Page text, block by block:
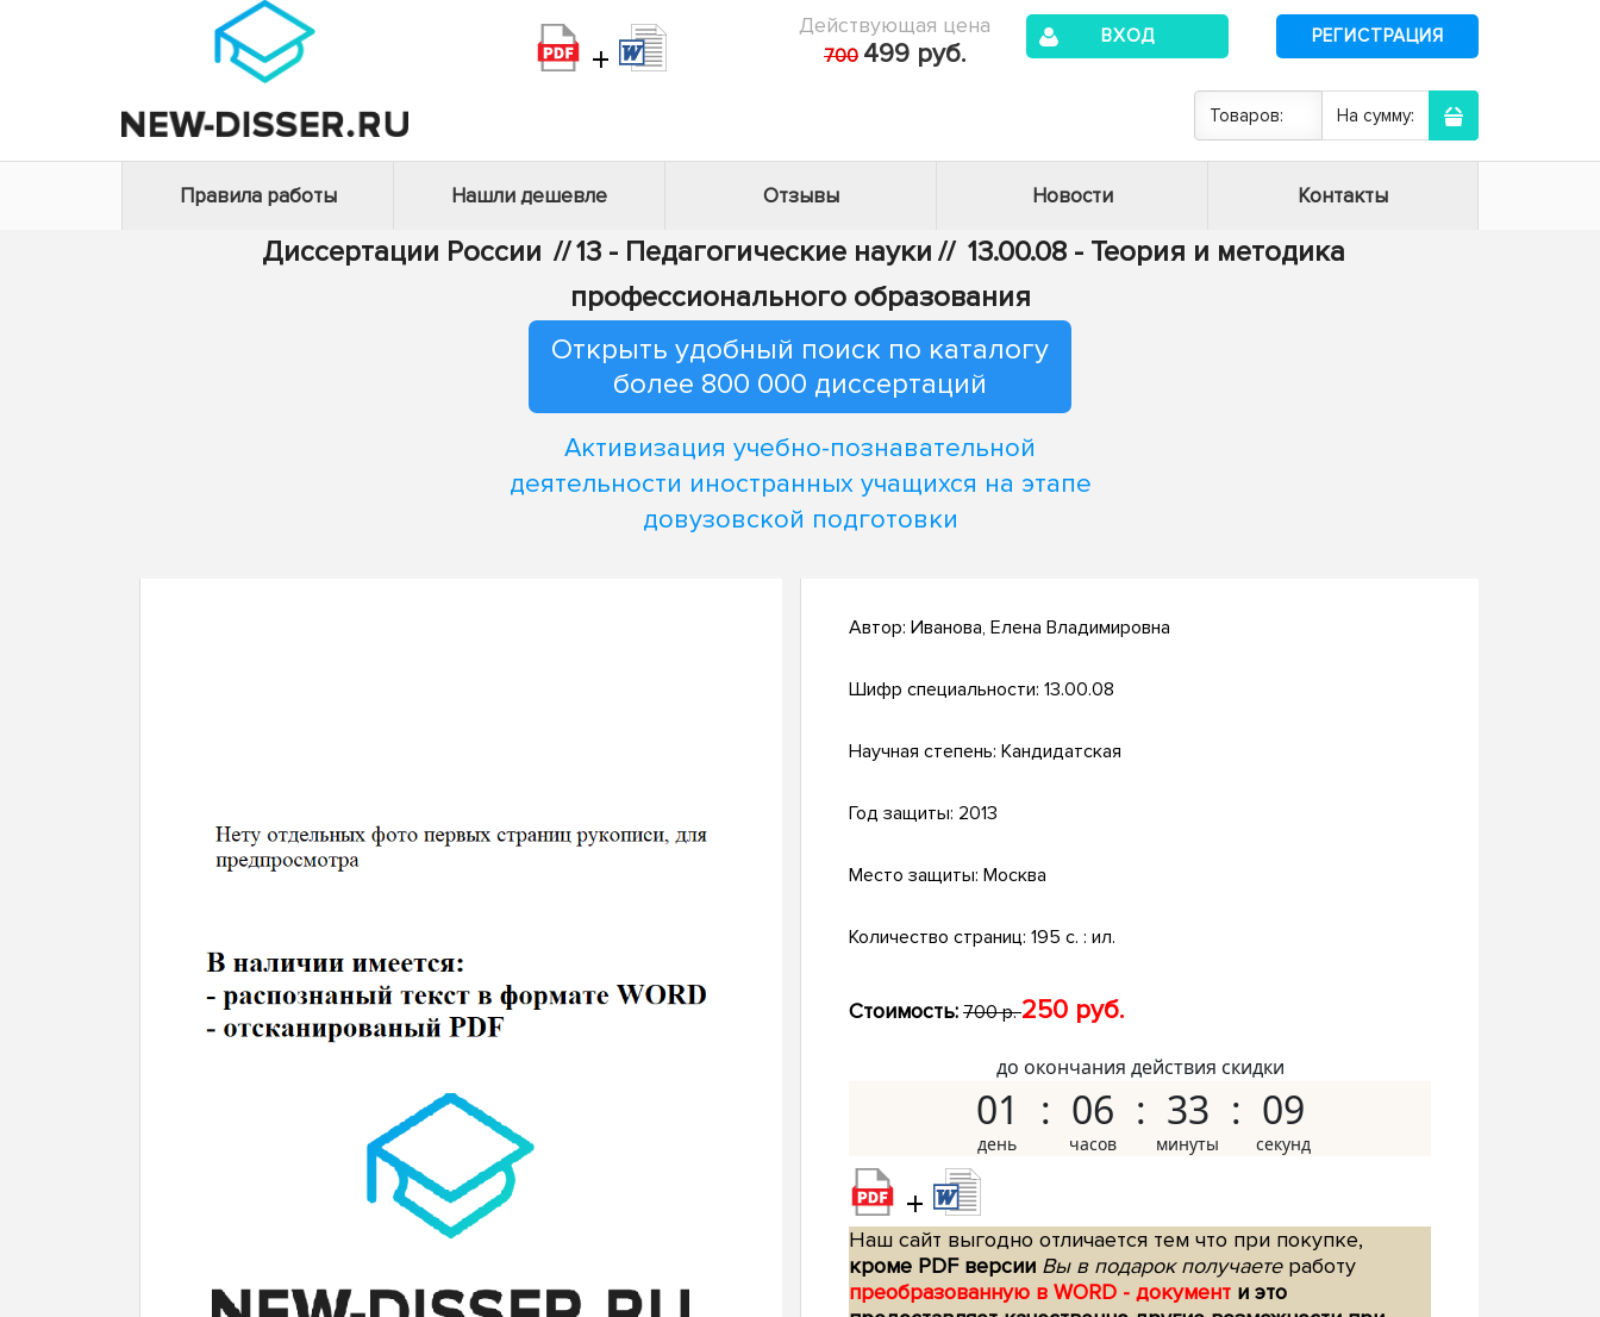
+
Действующая цена
700 499 руб.
ВХОД РЕГИСТРАЦИЯ
Товаров: На сумму:
Правила работы Нашли дешевле Отзывы Новости Контакты
Диссертации России //13 - Педагогические науки // 13.00.08 - Теория и методика
профессионального образования
Открыть удобный поиск по каталогу
более 800 000 диссертаций
Активизация учебно-познавательной
деятельности иностранных учащихся на этапе
довузовской подготовки
Автор: Иванова, Елена Владимировна
Шифр специальности: 13.00.08
Научная степень: Кандидатская
Год защиты: 2013
Место защиты: Москва
Количество страниц: 195 с. : ил.
Стоимость: 700 р.250 руб.
до окончания действия скидки
01 06 33 08
+
Наш сайт выгодно отличается тем что при покупке,
кроме PDF версии Вы в подарок получаетеработу
преобразованную в WORD - документ и это